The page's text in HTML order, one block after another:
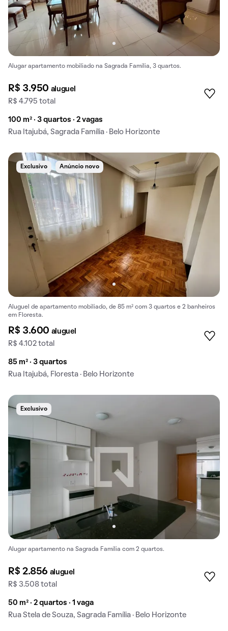
Alugar apartamento mobiliado na Sagrada Família, 3 quartos.
R$ 3.950 aluguel
R$ 4.795 total
100 m² · 3 quartos · 2 vagas
Rua Itajubá, Sagrada Família · Belo Horizonte
Exclusivo Anúncio novo
Aluguel de apartamento mobiliado, de 85 m² com 3 quartos e 2 banheiros
em Floresta.
R$ 3.600 aluguel
R$ 4.102 total
85 m² · 3 quartos
Rua Itajubá, Floresta · Belo Horizonte
Exclusivo
Alugar apartamento na Sagrada Família com 2 quartos.
R$ 2.856 aluguel
R$ 3.508 total
50 m² · 2 quartos · 1 vaga
Rua Stela de Souza, Sagrada Família · Belo Horizonte